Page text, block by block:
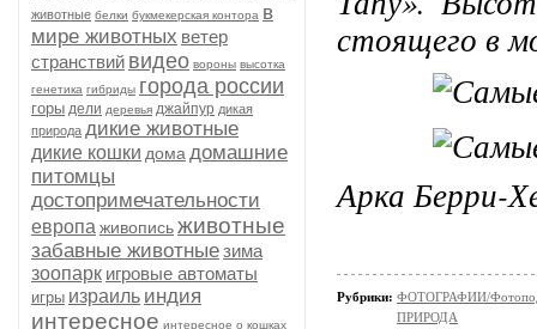
животные белки букмекерская контора в
мире животных ветер
странствий видео вороны высотка
генетика гибриды города россии
горы дели деревья джайпур дикая
природа дикие животные
дикие кошки дома домашние
питомцы
достопримечательности
европа живописьживотные
забавные животныезима
зоопарк игровые автоматы
игры израиль индия
интересное интересное о кошках
стоящего в
Арка Берри-
Рубрики: ФОТОГРАФИИ/
ПРИРОДА